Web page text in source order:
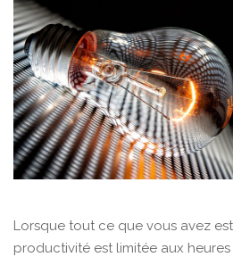
Lorsque tout ce que vous avez
productivité est limitée aux